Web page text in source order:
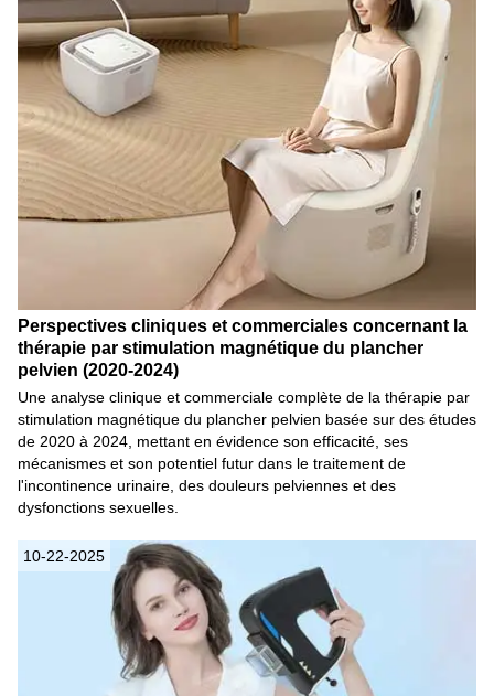
Perspectives cliniques et commerciales concernant la
thérapie par stimulation magnétique du plancher
pelvien (2020-2024)
Une analyse clinique et commerciale complète de la thérapie par
stimulation magnétique du plancher pelvien basée sur des études
de 2020 à 2024, mettant en évidence son efficacité, ses
mécanismes et son potentiel futur dans le traitement de
l'incontinence urinaire, des douleurs pelviennes et des
dysfonctions sexuelles.
10-22-2025